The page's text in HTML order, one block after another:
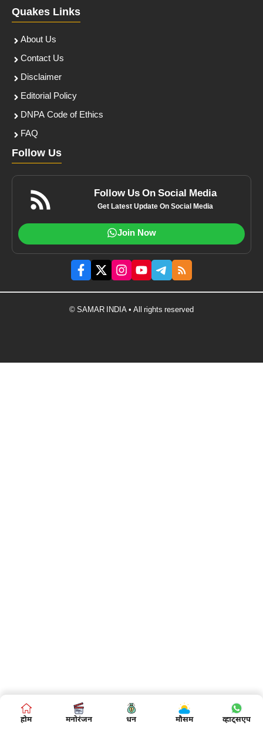
Quakes Links
About Us
Contact Us
Disclaimer
Editorial Policy
DNPA Code of Ethics
FAQ
Follow Us
Follow Us On Social Media
Get Latest Update On Social Media
Join Now
© SAMAR INDIA • All rights reserved
होम मनोरंजन धन मौसम व्हाट्सएप